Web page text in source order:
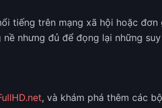
tiếng trên mạng xã hội hoặc
nhưng đủ để đọng lại những
, và khám phá thêm các bộ